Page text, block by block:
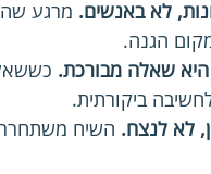
לא באנשים. מרגע
הגנה.
שאלה מבורכת.
ביקורתית.
לא לנצח. השיח משתחרר